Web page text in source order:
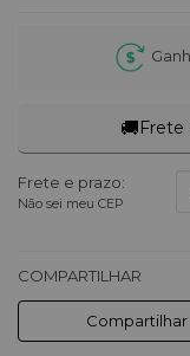
🚚Frete
Frete e prazo:
Não sei meu CEP
COMPARTILHAR
Compartilhar